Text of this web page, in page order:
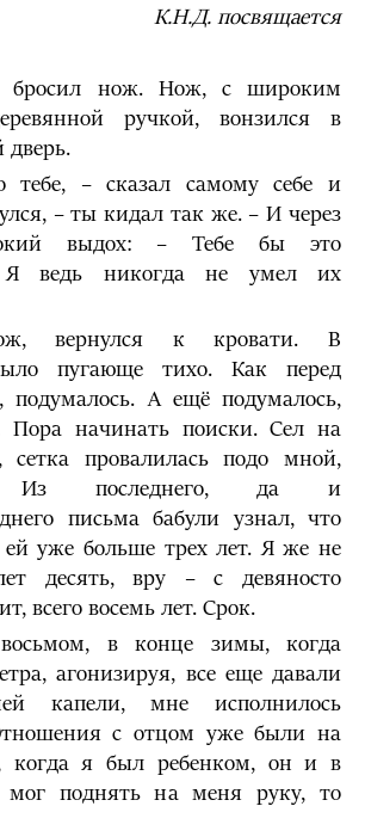
К.Н.Д. посвящается
бросил нож. Нож, с широким
ручкой, вонзился в
дверь.
– сказал самому себе и
– ты кидал так же. – И через
выдох: – Тебе бы это
Я ведь никогда не умел их
вернулся к кровати. В
пугающе тихо. Как перед
подумалось. А ещё подумалось,
Пора начинать поиски. Сел на
сетка провалилась подо мной,
Из последнего, да и
письма бабули узнал, что
ей уже больше трех лет. Я же не
десять, вру – с девяносто
всего восемь лет. Срок.
в конце зимы, когда
агонизируя, все еще давали
капели, мне исполнилось
с отцом уже были на
когда я был ребенком, он и в
мог поднять на меня руку, то